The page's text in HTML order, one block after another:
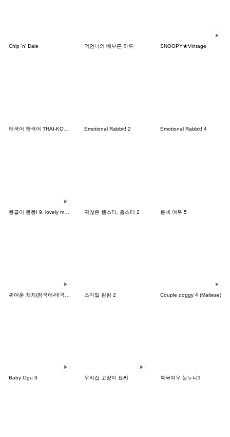
Chip 'n' Dale 먹언니의 배부른 하루 SNOOPY★Vintage
태국어 한국어 THAI-KOREA TH-KR Emotional Rabbit! 2 Emotional Rabbit! 4
귀찮은 햄스터, 흠스터 2 롱넥 여우 5
스마일 란란 2 Couple doggy 4 (Maltese)
Baby Ogu 3 우리집 고양이 묘씨 북극여우 눈누니1